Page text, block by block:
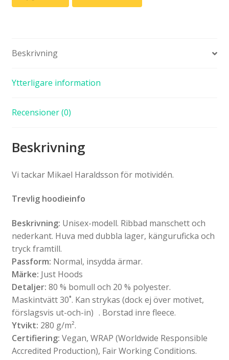
Beskrivning
Ytterligare information
Recensioner (0)
Beskrivning
Vi tackar Mikael Haraldsson för motividén.
Trevlig hoodieinfo
Beskrivning: Unisex-modell. Ribbad manschett och
nederkant. Huva med dubbla lager, känguruficka och
tryck framtill.
Passform: Normal, insydda ärmar.
Märke: Just Hoods
Detaljer: 80 % bomull och 20 % polyester.
Maskintvätt 30˚. Kan strykas (dock ej över motivet,
förslagsvis ut-och-in) . Borstad inre fleece.
Ytvikt: 280 g/m².
Certifiering: Vegan, WRAP (Worldwide Responsible
Accredited Production), Fair Working Conditions.